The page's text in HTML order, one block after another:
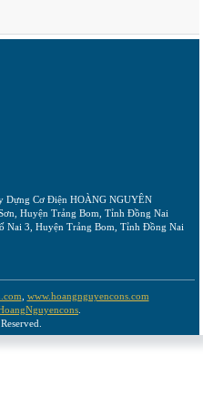
Dựng Cơ Điện HOÀNG NGUYÊN
Huyện Trảng Bom, Tỉnh Đồng Nai
Nai 3, Huyện Trảng Bom, Tỉnh Đồng Nai
www.hoangnguyencons.com